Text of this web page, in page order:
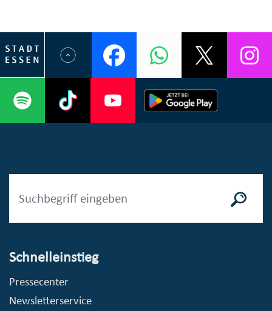
Schnelleinstieg
Pressecenter
Newsletterservice